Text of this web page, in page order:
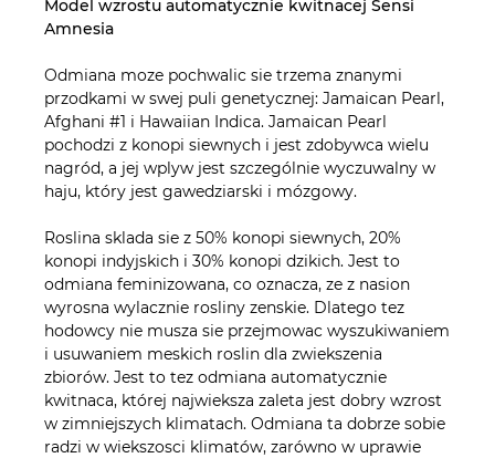
Model wzrostu automatycznie kwitnacej Sensi
Amnesia
Odmiana moze pochwalic sie trzema znanymi
przodkami w swej puli genetycznej: Jamaican Pearl,
Afghani #1 i Hawaiian Indica. Jamaican Pearl
pochodzi z konopi siewnych i jest zdobywca wielu
nagród, a jej wplyw jest szczególnie wyczuwalny w
haju, który jest gawedziarski i mózgowy.
Roslina sklada sie z 50% konopi siewnych, 20%
konopi indyjskich i 30% konopi dzikich. Jest to
odmiana feminizowana, co oznacza, ze z nasion
wyrosna wylacznie rosliny zenskie. Dlatego tez
hodowcy nie musza sie przejmowac wyszukiwaniem
i usuwaniem meskich roslin dla zwiekszenia
zbiorów. Jest to tez odmiana automatycznie
kwitnaca, której najwieksza zaleta jest dobry wzrost
w zimniejszych klimatach. Odmiana ta dobrze sobie
radzi w wiekszosci klimatów, zarówno w uprawie